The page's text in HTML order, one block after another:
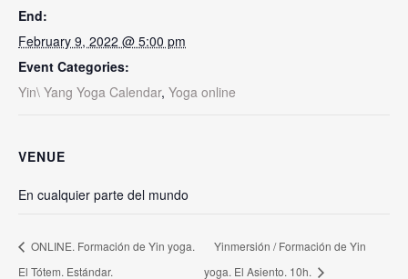
End:
February 9, 2022 @ 5:00 pm
Event Categories:
Yin\ Yang Yoga Calendar, Yoga online
VENUE
En cualquier parte del mundo
ONLINE. Formación de Yin yoga.
El Tótem. Estándar.
Yinmersión / Formación de Yin
yoga. El Asiento. 10h.